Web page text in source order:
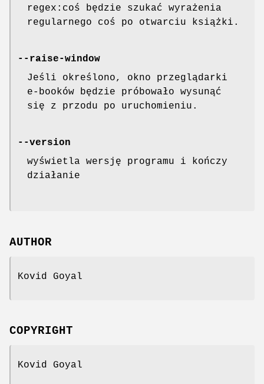
regex:coś będzie szukać wyrażenia
regularnego coś po otwarciu książki.
--raise-window
Jeśli określono, okno przeglądarki
e-booków będzie próbowało wysunąć
się z przodu po uruchomieniu.
--version
wyświetla wersję programu i kończy
działanie
AUTHOR
Kovid Goyal
COPYRIGHT
Kovid Goyal